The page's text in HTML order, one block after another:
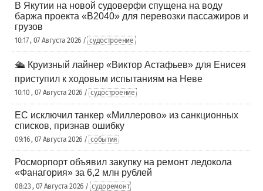
В Якутии на новой судоверфи спущена на воду
баржа проекта «В2040» для перевозки пассажиров и
грузов
10:17 , 07 Августа 2026 / судостроение
🛳️ Круизный лайнер «Виктор Астафьев» для Енисея
приступил к ходовым испытаниям на Неве
10:10 , 07 Августа 2026 / судостроение
ЕС исключил танкер «Миллерово» из санкционных
списков, признав ошибку
09:16 , 07 Августа 2026 / события
Росморпорт объявил закупку на ремонт ледокола
«Фанагория» за 6,2 млн рублей
08:23 , 07 Августа 2026 / судоремонт